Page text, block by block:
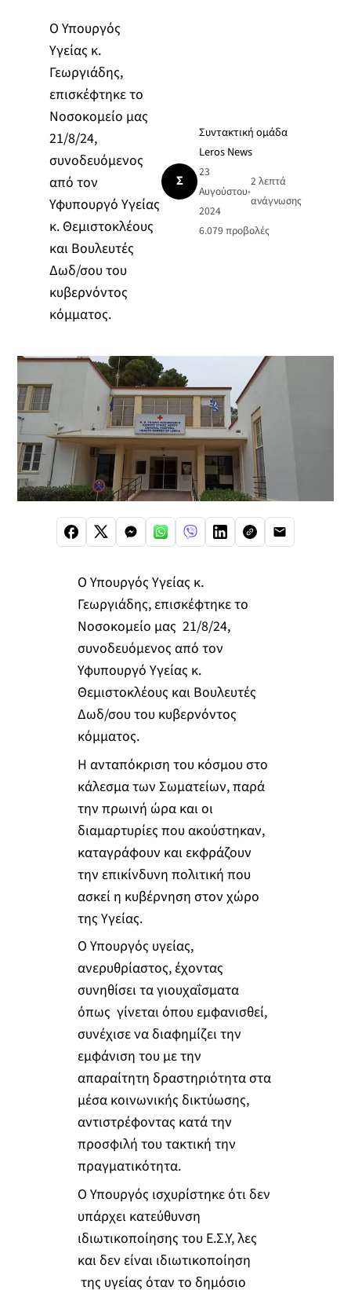
Ο Υπουργός
Υγείας κ.
Γεωργιάδης,
επισκέφτηκε το
Νοσοκομείο μας
21/8/24,
συνοδευόμενος
από τον
Υφυπουργό Υγείας
κ. Θεμιστοκλέους
και Βουλευτές
Δωδ/σου του
κυβερνόντος
κόμματος.
Σ
Συντακτική ομάδα
Leros News
23
Αυγούστου
2024
•
2 λεπτά
ανάγνωσης
6.079 προβολές
Ο Υπουργός Υγείας κ.
Γεωργιάδης, επισκέφτηκε το
Νοσοκομείο μας 21/8/24,
συνοδευόμενος από τον
Υφυπουργό Υγείας κ.
Θεμιστοκλέους και Βουλευτές
Δωδ/σου του κυβερνόντος
κόμματος.
Η ανταπόκριση του κόσμου στο
κάλεσμα των Σωματείων, παρά
την πρωινή ώρα και οι
διαμαρτυρίες που ακούστηκαν,
καταγράφουν και εκφράζουν
την επικίνδυνη πολιτική που
ασκεί η κυβέρνηση στον χώρο
της Υγείας.
Ο Υπουργός υγείας,
ανερυθρίαστος, έχοντας
συνηθίσει τα γιουχαΐσματα
όπως γίνεται όπου εμφανισθεί,
συνέχισε να διαφημίζει την
εμφάνιση του με την
απαραίτητη δραστηριότητα στα
μέσα κοινωνικής δικτύωσης,
αντιστρέφοντας κατά την
προσφιλή του τακτική την
πραγματικότητα.
Ο Υπουργός ισχυρίστηκε ότι δεν
υπάρχει κατεύθυνση
ιδιωτικοποίησης του Ε.Σ.Υ, λες
και δεν είναι ιδιωτικοποίηση
της υγείας όταν το δημόσιο